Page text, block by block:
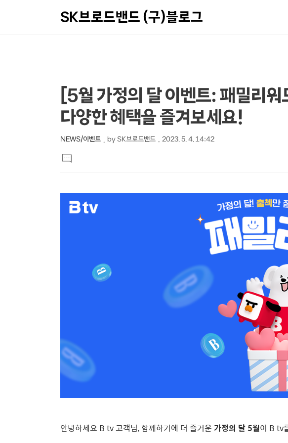
SK브로드밴드 (구)블로그
상
세
컨
텐
츠
본
문
제
[5월 가정의 달 이벤트: 패밀리
다양한 혜택을 즐겨보세요!
NEWS/이벤트 by SK브로드밴드 2023. 5. 4. 14:42
문
댓
글
안녕하세요 B tv고객님,함께하기에 더 즐거운 가정의 달 5월이 B tv